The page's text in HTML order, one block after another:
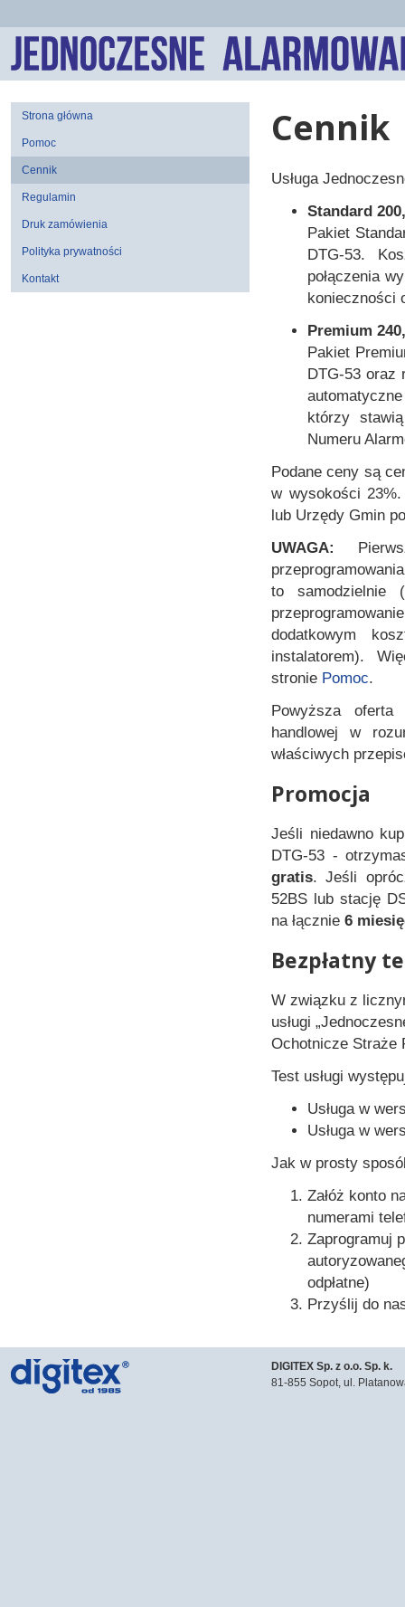
Strona główna
Pomoc
Cennik
Regulamin
Druk zamówienia
Polityka prywatności
Kontakt
Cennik
Usługa
Standard
Pakiet
DTG-53.
połączenia
konieczności
Premium
Pakiet
DTG-53 oraz
którzy
Numeru
Podane ceny są
w wysokości
lub Urzędy Gmin
UWAGA:
to samodzielnie
dodatkowym
instalatorem).
stronie Pomoc.
Powyższa
handlowej w
właściwych
Promocja
Jeśli niedawno
DTG-53 -
gratis. Jeśli
52BS lub stację
na łącznie 6
Bezpłatny
W związku z
usługi
Ochotnicze Straże
Test usługi
Usługa w
Usługa w
Jak w prosty
Załóż konto
numerami
Zaprogramuj
odpłatne)
Przyślij do
DIGITEX Sp. z o.o. Sp. k.
81-855 Sopot, ul.